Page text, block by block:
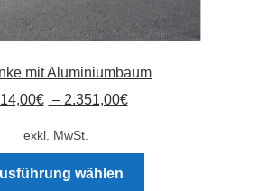
mit Aluminiumbaum
€ – 2.351,00€
exkl. MwSt.
wählen